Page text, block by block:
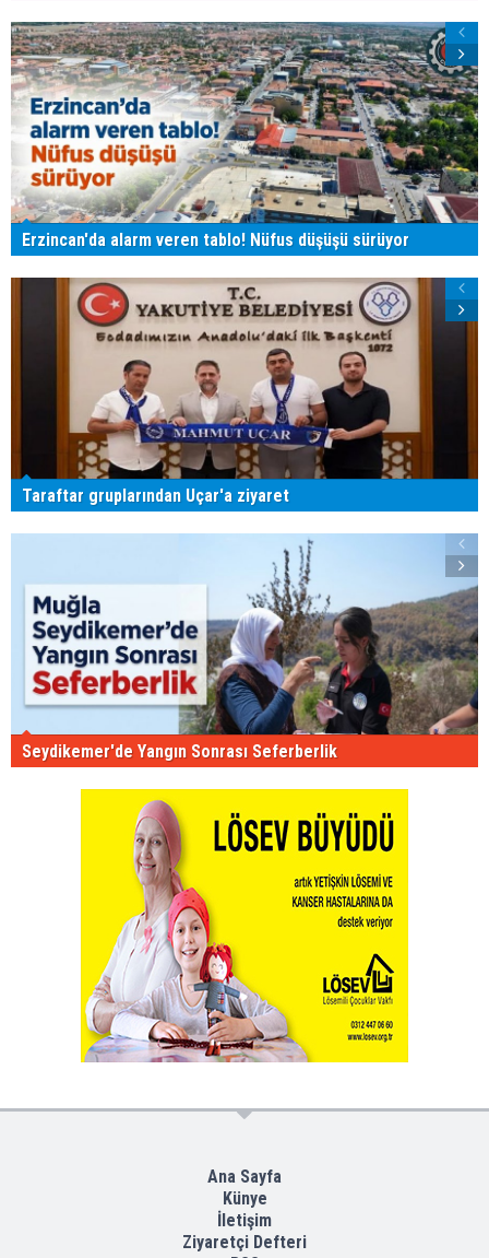
Erzincan'da alarm veren tablo! Nüfus düşüşü sürüyor
Taraftar gruplarından Uçar'a ziyaret
Seydikemer'de Yangın Sonrası Seferberlik
Ana Sayfa
Künye
İletişim
Ziyaretçi Defteri